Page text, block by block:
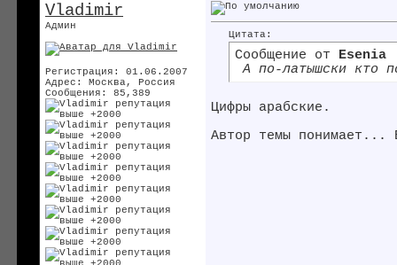
Vladimir
Админ
Регистрация: 01.06.2007
Адрес: Москва, Россия
Сообщения: 85,389
Цитата:
Сообщение от
Esenia
А по-латышски кто
Цифры арабские.
Автор темы понимает...